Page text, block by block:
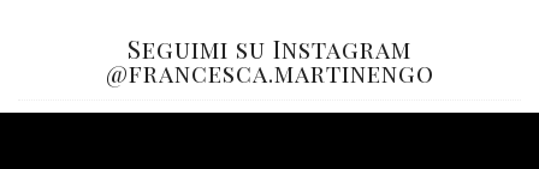
Seguimi su Instagram
@francesca.martinengo